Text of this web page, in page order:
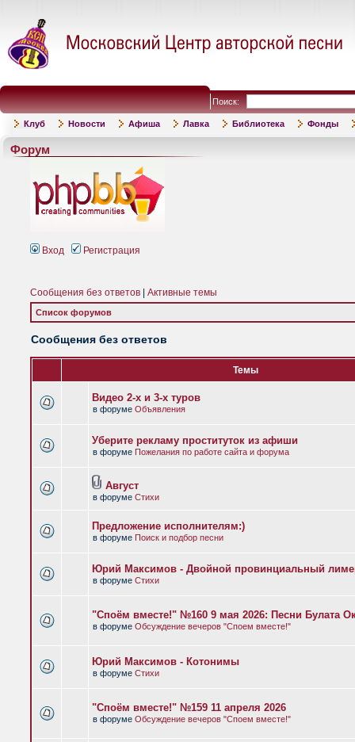
Поиск:
Клуб Новости Афиша Лавка Библиотека Фонды
Форум
Вход Регистрация
Сообщения без ответов Активные темы
Список форумов
Сообщения без ответов
Темы
Видео 2-х и 3-х туров
в форуме Объявления
Уберите рекламу проституток из афиши
в форуме Пожелания по работе сайта и форума
Август
в форуме Стихи
Предложение исполнителям:)
в форуме Поиск и подбор песни
Юрий Максимов - Двойной провинциальный
в форуме Стихи
"Споём вместе!" №160 9 мая 2026: Песни Булата
в форуме Обсуждение вечеров "Споем вместе!"
Юрий Максимов - Котонимы
в форуме Стихи
"Споём вместе!" №159 11 апреля 2026
в форуме Обсуждение вечеров "Споем вместе!"